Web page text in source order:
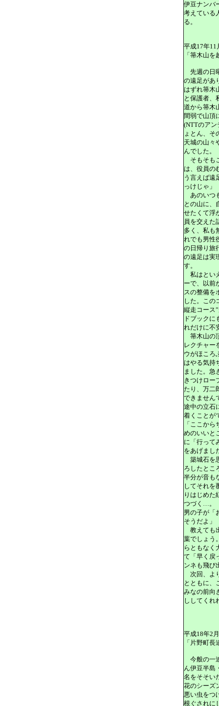
伊豆ナンバ
考えている
る。
平成17年
「箒木山を
先週の日
の遠足があ
はずれ箒木
と保護者、
道から箒木
間弱で山頂
(NTTのアン
ょとん、そ
天城の山々
んでした。
そもそも
は、役員の
う言えば遠
っけじゃ」
あのいつ
との山に、
せたくて浮
員を交えた
多く、私も
れでも男性
の日帰り旅
の遠足は実
す。
私はとい
ーで、以前
スの整備を
した。この
縦走コース
ドブックに
れだけに不
箒木山の
レクチャー
ウがほころ
はやる気持
ました。急
きつけロー
たり、万二
できません
途中の立石
着くことが
「ここか
めのいいと
に「行って
をあげまし
築城石を
ろしたとこ
半分が音も
してそれを
りはじめた
つづく…。
男の子が「
そうだよ」
教えても
葉でしょう
らともなく
て「早く戻
ンネも飛び
次回、よ
とともに、
みなの前向
ししてくれ
平成18年2
「片野町
今般の一
ん伊豆半島
名をそそい
花のシーズ
悪い虫をつ
根ぐされに